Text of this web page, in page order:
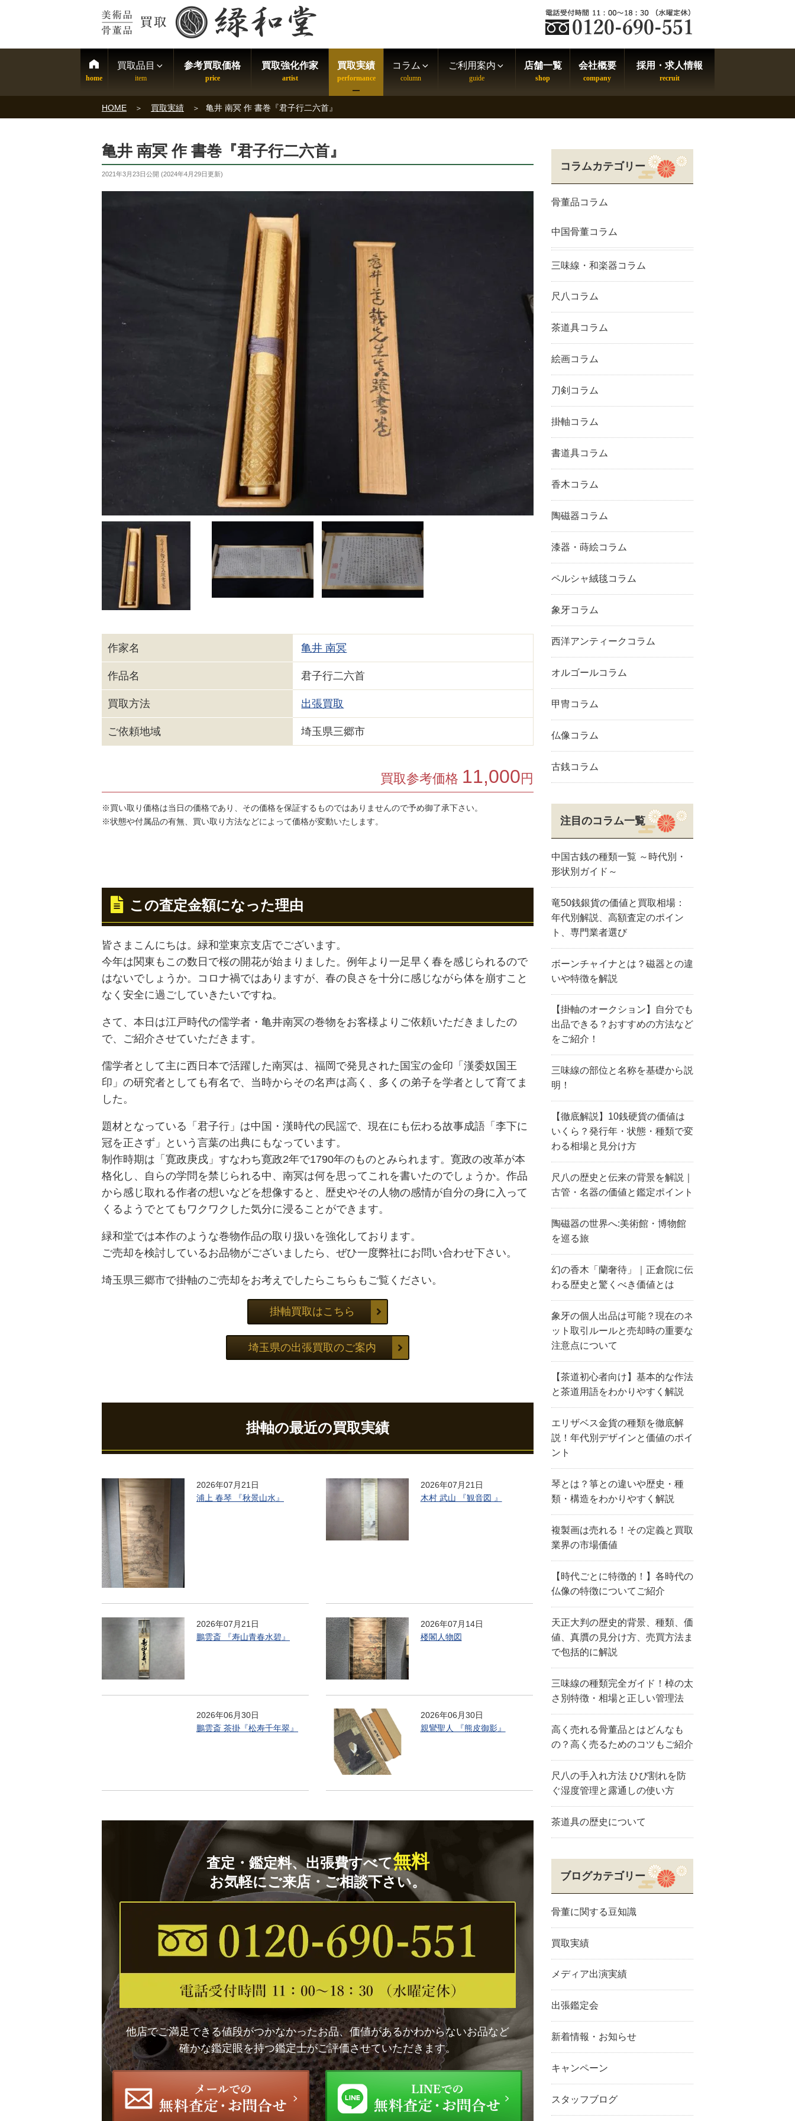
買取品目 参考買取価格 買取強化作家 買取実績 コラム ご利用案内 店舗一覧 会社概要 採用・求人情報
HOME 買取実績 亀井 南冥 作 書巻『君子行二六首』
亀井 南冥 作 書巻『君子行二六首』
2021年3月23日公開 (2024年4月29日更新)
作家名 亀井 南冥
作品名 君子行二六首
買取方法 出張買取
ご依頼地域 埼玉県三郷市
買取参考価格 11,000 円
※買い取り価格は当日の価格であり、その価格を保証するものではありませんので予め御了承下さい。
※状態や付属品の有無、買い取り方法などによって価格が変動いたします。
この査定金額になった理由
皆さまこんにちは。緑和堂東京支店でございます。
今年は関東もこの数日で桜の開花が始まりました。例年より一足早く春を感じられるので
はないでしょうか。コロナ禍ではありますが、春の良さを十分に感じながら体を崩すこと
なく安全に過ごしていきたいですね。
さて、本日は江戸時代の儒学者・亀井南冥の巻物をお客様よりご依頼いただきましたの
で、ご紹介させていただきます。
儒学者として主に西日本で活躍した南冥は、福岡で発見された国宝の金印「漢委奴国王
印」の研究者としても有名で、当時からその名声は高く、多くの弟子を学者として育てま
した。
題材となっている「君子行」は中国・漢時代の民謡で、現在にも伝わる故事成語「李下に
冠を正さず」という言葉の出典にもなっています。
制作時期は「寛政庚戌」すなわち寛政2年で1790年のものとみられます。寛政の改革が本
格化し、自らの学問を禁じられる中、南冥は何を思ってこれを書いたのでしょうか。作品
から感じ取れる作者の想いなどを想像すると、歴史やその人物の感情が自分の身に入って
くるようでとてもワクワクした気分に浸ることができます。
緑和堂では本作のような巻物作品の取り扱いを強化しております。
ご売却を検討しているお品物がございましたら、ぜひ一度弊社にお問い合わせ下さい。
埼玉県三郷市で掛軸のご売却をお考えでしたらこちらもご覧ください。
掛軸買取はこちら
埼玉県の出張買取のご案内
掛軸の最近の買取実績
2026年07月21日
浦上 春琴 『秋景山水』
2026年07月21日
木村 武山 『観音図 』
2026年07月21日
鵬雲斎 『寿山青春水碧』
2026年07月14日
楼閣人物図
2026年06月30日
鵬雲斎 茶掛『松寿千年翠』
2026年06月30日
親鸞聖人 『熊皮御影』
査定・鑑定料、出張費すべて無料
お気軽にご来店・ご相談下さい。
他店でご満足できる値段がつかなかったお品、価値があるかわからないお品など
確かな鑑定眼を持つ鑑定士がご評価させていただきます。
コラムカテゴリー
骨董品コラム
中国骨董コラム
三味線・和楽器コラム
尺八コラム
茶道具コラム
絵画コラム
刀剣コラム
掛軸コラム
書道具コラム
香木コラム
陶磁器コラム
漆器・蒔絵コラム
ペルシャ絨毯コラム
象牙コラム
西洋アンティークコラム
オルゴールコラム
甲冑コラム
仏像コラム
古銭コラム
注目のコラム一覧
中国古銭の種類一覧 ～時代別・
形状別ガイド～
竜50銭銀貨の価値と買取相場：
年代別解説、高額査定のポイン
ト、専門業者選び
ボーンチャイナとは？磁器との違
いや特徴を解説
【掛軸のオークション】自分でも
出品できる？おすすめの方法など
をご紹介！
三味線の部位と名称を基礎から説
明！
【徹底解説】10銭硬貨の価値は
いくら？発行年・状態・種類で変
わる相場と見分け方
尺八の歴史と伝来の背景を解説｜
古管・名器の価値と鑑定ポイント
陶磁器の世界へ:美術館・博物館
を巡る旅
幻の香木「蘭奢待」｜正倉院に伝
わる歴史と驚くべき価値とは
象牙の個人出品は可能？現在のネ
ット取引ルールと売却時の重要な
注意点について
【茶道初心者向け】基本的な作法
と茶道用語をわかりやすく解説
エリザベス金貨の種類を徹底解
説！年代別デザインと価値のポイ
ント
琴とは？箏との違いや歴史・種
類・構造をわかりやすく解説
複製画は売れる！その定義と買取
業界の市場価値
【時代ごとに特徴的！】各時代の
仏像の特徴についてご紹介
天正大判の歴史的背景、種類、価
値、真贋の見分け方、売買方法ま
で包括的に解説
三味線の種類完全ガイド！棹の太
さ別特徴・相場と正しい管理法
高く売れる骨董品とはどんなも
の？高く売るためのコツもご紹介
尺八の手入れ方法 ひび割れを防
ぐ湿度管理と露通しの使い方
茶道具の歴史について
ブログカテゴリー
骨董に関する豆知識
買取実績
メディア出演実績
出張鑑定会
新着情報・お知らせ
キャンペーン
スタッフブログ